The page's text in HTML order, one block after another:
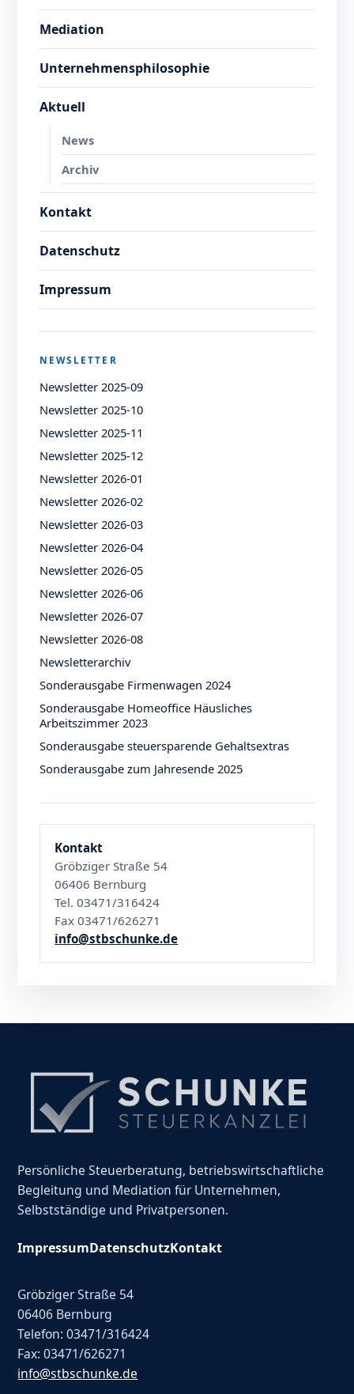
Mediation
Unternehmensphilosophie
Aktuell
News
Archiv
Kontakt
Datenschutz
Impressum
NEWSLETTER
Newsletter 2025-09
Newsletter 2025-10
Newsletter 2025-11
Newsletter 2025-12
Newsletter 2026-01
Newsletter 2026-02
Newsletter 2026-03
Newsletter 2026-04
Newsletter 2026-05
Newsletter 2026-06
Newsletter 2026-07
Newsletter 2026-08
Newsletterarchiv
Sonderausgabe Firmenwagen 2024
Sonderausgabe Homeoffice Häusliches
Arbeitszimmer 2023
Sonderausgabe steuersparende Gehaltsextras
Sonderausgabe zum Jahresende 2025
Kontakt
Gröbziger Straße 54
06406 Bernburg
Tel. 03471/316424
Fax 03471/626271
info@stbschunke.de
Persönliche Steuerberatung, betriebswirtschaftliche
Begleitung und Mediation für Unternehmen,
Selbstständige und Privatpersonen.
ImpressumDatenschutzKontakt
Gröbziger Straße 54
06406 Bernburg
Telefon: 03471/316424
Fax: 03471/626271
info@stbschunke.de